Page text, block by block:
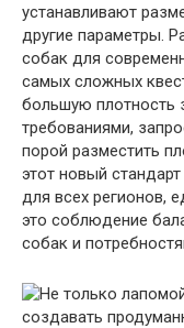
устанавливают
другие параметры.
собак для
самых сложных
большую плотность
требованиями,
порой разместить
этот новый
для всех регионов,
это соблюдение
собак и